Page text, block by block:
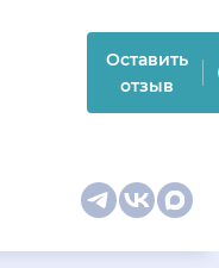
Оставить
отзыв